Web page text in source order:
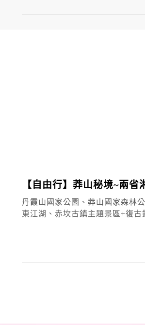
【自由行】莽山秘境~兩省
丹霞山國家公園、莽山國家森林
東江湖、赤坎古鎮主題景區+復古